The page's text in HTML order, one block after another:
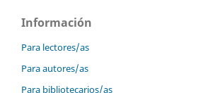
Información
Para lectores/as
Para autores/as
Para bibliotecarios/as